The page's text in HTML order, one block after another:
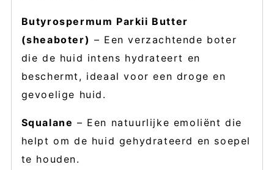
Butyrospermum Parkii Butter
(sheaboter) – Een verzachtende boter
die de huid intens hydrateert en
beschermt, ideaal voor een droge en
gevoelige huid.
Squalane – Een natuurlijke emoliënt die
helpt om de huid gehydrateerd en soepel
te houden.